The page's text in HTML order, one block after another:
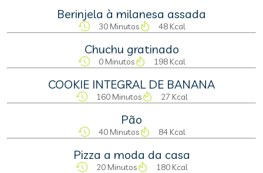
Berinjela à milanesa assada
30 Minutos 48 Kcal
Chuchu gratinado
0 Minutos 198 Kcal
COOKIE INTEGRAL DE BANANA
160 Minutos 27 Kcal
Pão
40 Minutos 84 Kcal
Pizza a moda da casa
20 Minutos 180 Kcal